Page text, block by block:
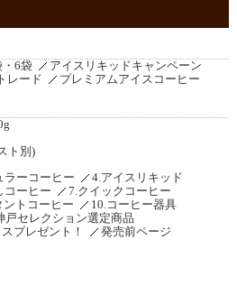
6袋
アイスリキッドキャンペーン
レード
プレミアムアイスコーヒー
ト別)
ラーコーヒー
4.アイスリキッド
コーヒー
7.クイックコーヒー
ントコーヒー
10.コーヒー器具
戸セレクション選定商品
プレゼント！
発売前ページ